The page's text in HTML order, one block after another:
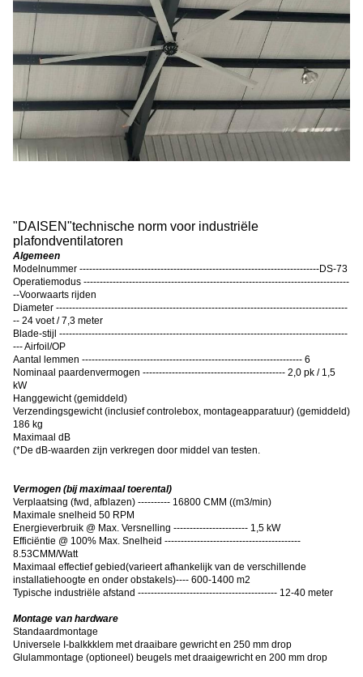
"DAISEN"technische norm voor industriële
plafondventilatoren
Algemeen
Modelnummer --------------------------------------------------------------------------DS-73
Operatiemodus ----------------------------------------------------------------------------------
--Voorwaarts rijden
Diameter ------------------------------------------------------------------------------------------
-- 24 voet / 7,3 meter
Blade-stijl -----------------------------------------------------------------------------------------
--- Airfoil/OP
Aantal lemmen -------------------------------------------------------------------- 6
Nominaal paardenvermogen -------------------------------------------- 2,0 pk / 1,5
kW
Hanggewicht (gemiddeld)
Verzendingsgewicht (inclusief controlebox, montageapparatuur) (gemiddeld)
186 kg
Maximaal dB
(*De dB-waarden zijn verkregen door middel van testen.
Vermogen (bij maximaal toerental)
Verplaatsing (fwd, afblazen) ---------- 16800 CMM ((m3/min)
Maximale snelheid 50 RPM
Energieverbruik @ Max. Versnelling ----------------------- 1,5 kW
Efficiëntie @ 100% Max. Snelheid ------------------------------------------
8.53CMM/Watt
Maximaal effectief gebied(varieert afhankelijk van de verschillende
installatiehoogte en onder obstakels)---- 600-1400 m2
Typische industriële afstand ------------------------------------------- 12-40 meter
Montage van hardware
Standaardmontage
Universele I-balkkklem met draaibare gewricht en 250 mm drop
Glulammontage (optioneel) beugels met draaigewricht en 200 mm drop